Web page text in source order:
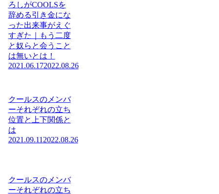
ろしがCOOLSを
辞める引き金にな
った出来事がえぐ
すぎた｜もう二度
と奴らと会うこと
は無いとは！
2021.06.172022.08.26
クールスのメンバ
ーそれぞれの立ち
位置と上下関係と
は
2021.09.11 2022.08.26
クールスのメンバ
ーそれぞれの立ち